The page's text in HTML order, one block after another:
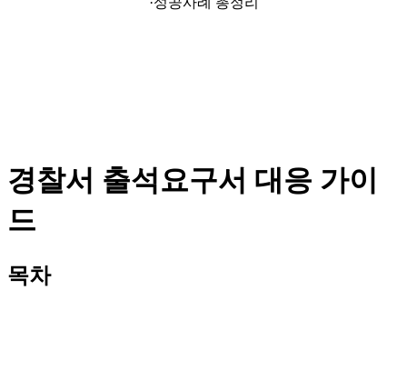
경찰서 출석요구서 대응 가이
드
목차